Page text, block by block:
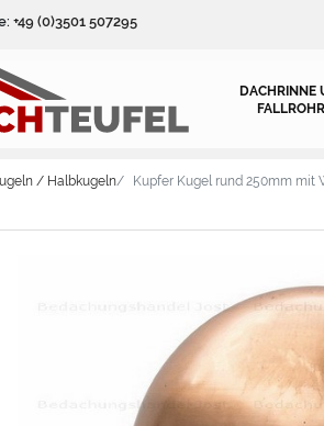
+49 (0)3501 507295
DACHRINNE
/ Halbkugeln Kupfer Kugel rund 250mm mit